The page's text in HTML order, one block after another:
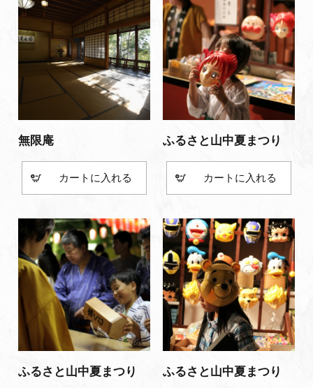
無限庵
カート
ふるさと山中夏まつり
カート
ふるさと山中夏まつり ふるさと山中夏まつり